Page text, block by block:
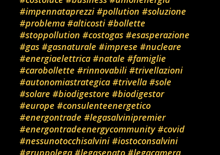
#impennataprezzi #pollution #soluzione
#problema #alticosti #bollette
#stoppollution #costogas #esasperazione
#gas #gasnaturale #imprese #nucleare
#energiaelettrica #natale #famiglie
#carobollette #rinnovabili #trivellazioni
#autonomiastrategica #trivella #sole
#solare #biodigestore #biodigestor
#europe #consulenteenergetico
#energontrade #legasalvinipremier
#energontradeenergycommunity #covid
#nessunotocchisalvini #iostoconsalvini
#gruppolega #legasenato #legacamera